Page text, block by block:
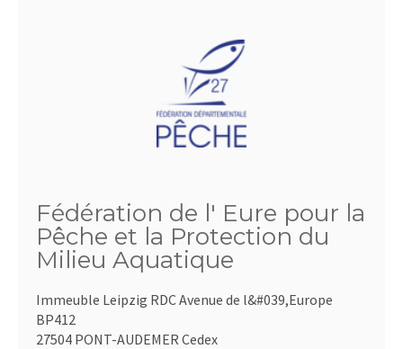
Fédération de l' Eure pour la
Pêche et la Protection du
Milieu Aquatique
Immeuble Leipzig RDC Avenue de l&#039,Europe
BP412
27504 PONT-AUDEMER Cedex